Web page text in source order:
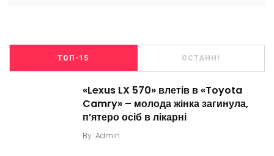
ТОП-15 ОСТАННІ
«Lexus LX 570» влетів в «Toyota
Camry» – молода жінка загинула,
п’ятеро осіб в лікарні
By Admin